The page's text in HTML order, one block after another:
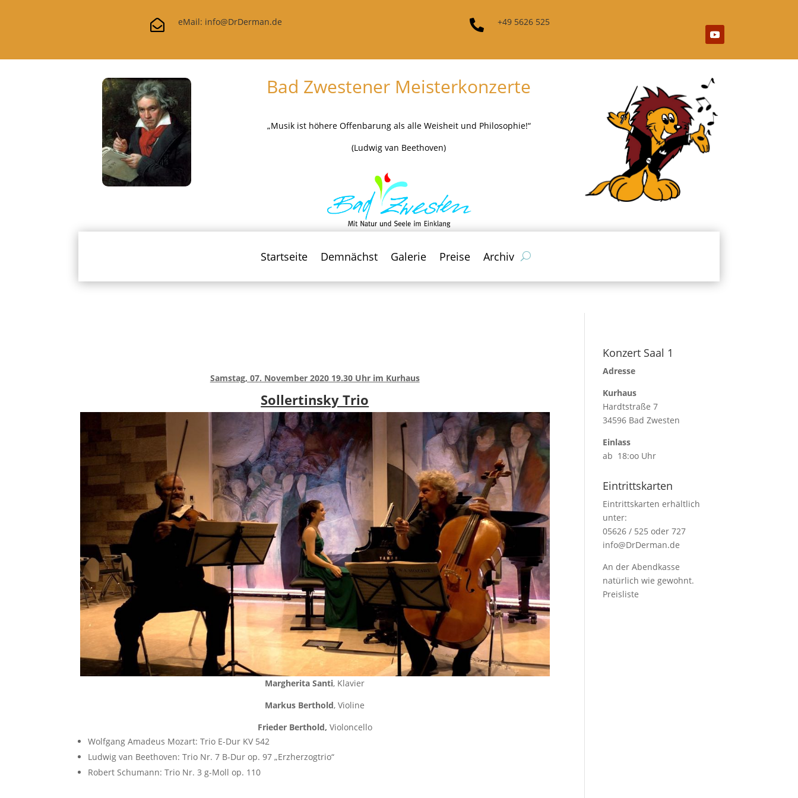
 eMail: info@DrDerman.de  +49 5626 525
Bad Zwestener Meisterkonzerte
„Musik ist höhere Offenbarung als alle Weisheit und Philosophie!“
(Ludwig van Beethoven)
Startseite Demnächst Galerie Preise Archiv
Samstag, 07. November 2020 19.30 Uhr im Kurhaus
Sollertinsky Trio
Margherita Santi, Klavier
Markus Berthold, Violine
Frieder Berthold, Violoncello
Wolfgang Amadeus Mozart: Trio E-Dur KV 542
Ludwig van Beethoven: Trio Nr. 7 B-Dur op. 97 „Erzherzogtrio“
Robert Schumann: Trio Nr. 3 g-Moll op. 110
Konzert Saal 1
Adresse
Kurhaus
Hardtstraße 7
34596 Bad Zwesten
Einlass
ab 18:oo Uhr
Eintrittskarten
Eintrittskarten erhältlich
unter:
05626 / 525 oder 727
info@DrDerman.de
An der Abendkasse
natürlich wie gewohnt.
Preisliste